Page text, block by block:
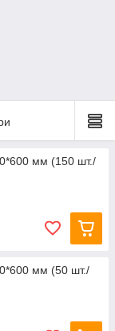
мм (150 шт./
мм (50 шт./